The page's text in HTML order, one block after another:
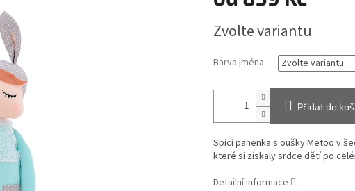
cena:
Zvolte variantu
Barva jména
Přidat do
Spící panenka s oušky Metoo v
které si získaly srdce dětí po
Detailní informace